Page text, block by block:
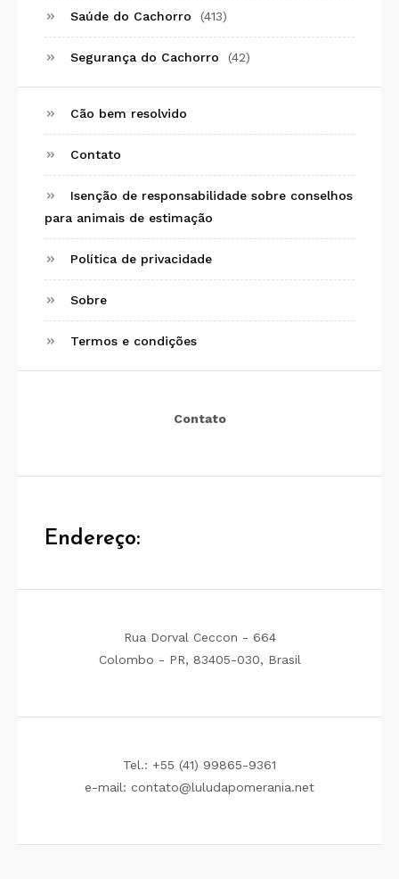
Saúde do Cachorro (413)
Segurança do Cachorro (42)
Cão bem resolvido
Contato
Isenção de responsabilidade sobre conselhos
para animais de estimação
Política de privacidade
Sobre
Termos e condições
Contato
Endereço:
Rua Dorval Ceccon - 664
Colombo - PR, 83405-030, Brasil
Tel.: +55 (41) 99865-9361
e-mail: contato@luludapomerania.net